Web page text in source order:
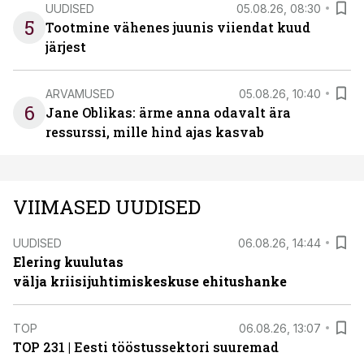
5
UUDISED 05.08.26, 08:30
Tootmine vähenes juunis viiendat kuud
järjest
6
ARVAMUSED 05.08.26, 10:40
Jane Oblikas: ärme anna odavalt ära
ressurssi, mille hind ajas kasvab
VIIMASED UUDISED
UUDISED 06.08.26, 14:44
Elering kuulutas
välja kriisijuhtimiskeskuse ehitushanke
TOP 06.08.26, 13:07
TOP 231 | Eesti tööstussektori suuremad